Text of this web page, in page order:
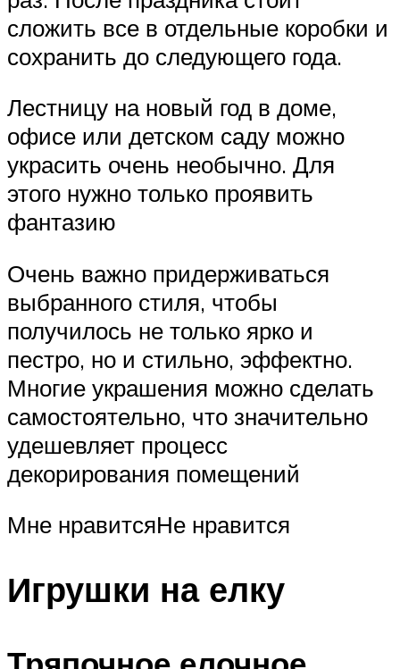
сложить все в отдельные коробки и
сохранить до следующего года.
Лестницу на новый год в доме,
офисе или детском саду можно
украсить очень необычно. Для
этого нужно только проявить
фантазию
Очень важно придерживаться
выбранного стиля, чтобы
получилось не только ярко и
пестро, но и стильно, эффектно.
Многие украшения можно сделать
самостоятельно, что значительно
удешевляет процесс
декорирования помещений
Мне нравитсяНе нравится
Игрушки на елку